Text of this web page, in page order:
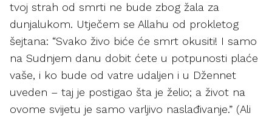
tvoj strah od smrti ne bude zbog žala za
dunjalukom. Utječem se Allahu od prokletog
šejtana: “Svako živo biće će smrt okusiti! I samo
na Sudnjem danu dobit ćete u potpunosti plaće
vaše, i ko bude od vatre udaljen i u Džennet
uveden – taj je postigao šta je želio; a život na
ovome svijetu je samo varljivo naslađivanje.” (Ali